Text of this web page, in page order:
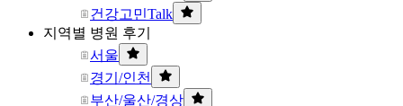
건강고민Talk
지역별 병원 후기
서울
경기/인천
부산/울산/경상